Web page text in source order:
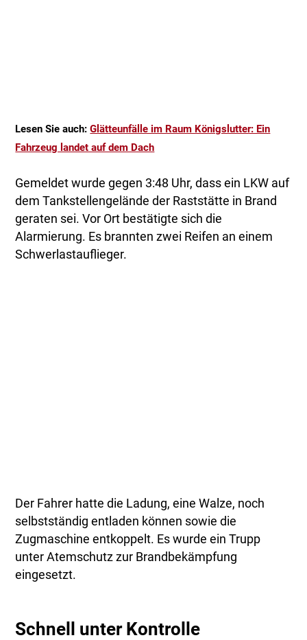
Lesen Sie auch:Glätteunfälle im Raum Königslutter: Ein
Fahrzeug landet auf dem Dach
Gemeldet wurde gegen 3:48 Uhr, dass ein LKW auf
dem Tankstellengelände der Raststätte in Brand
geraten sei. Vor Ort bestätigte sich die
Alarmierung. Es brannten zwei Reifen an einem
Schwerlastauflieger.
Der Fahrer hatte die Ladung, eine Walze, noch
selbstständig entladen können sowie die
Zugmaschine entkoppelt. Es wurde ein Trupp
unter Atemschutz zur Brandbekämpfung
eingesetzt.
Schnell unter Kontrolle